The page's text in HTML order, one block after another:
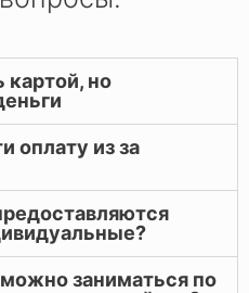
но
оплату из за
заниматься по